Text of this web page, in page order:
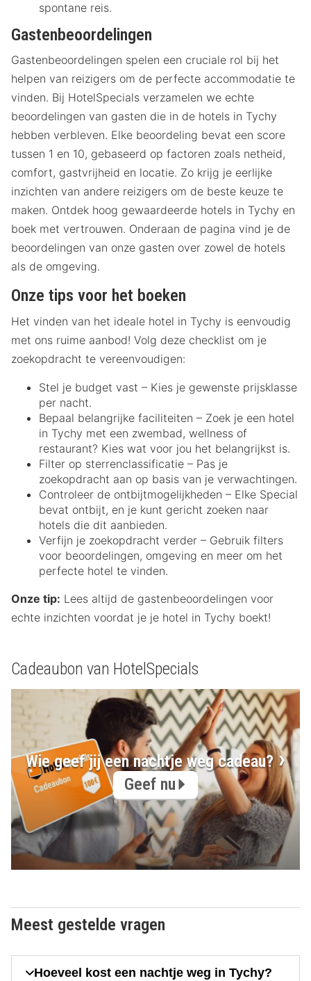
spontane reis.
Gastenbeoordelingen
Gastenbeoordelingen spelen een cruciale rol bij het
helpen van reizigers om de perfecte accommodatie te
vinden. Bij HotelSpecials verzamelen we echte
beoordelingen van gasten die in de hotels in Tychy
hebben verbleven. Elke beoordeling bevat een score
tussen 1 en 10, gebaseerd op factoren zoals netheid,
comfort, gastvrijheid en locatie. Zo krijg je eerlijke
inzichten van andere reizigers om de beste keuze te
maken. Ontdek hoog gewaardeerde hotels in Tychy en
boek met vertrouwen. Onderaan de pagina vind je de
beoordelingen van onze gasten over zowel de hotels
als de omgeving.
Onze tips voor het boeken
Het vinden van het ideale hotel in Tychy is eenvoudig
met ons ruime aanbod! Volg deze checklist om je
zoekopdracht te vereenvoudigen:
Stel je budget vast – Kies je gewenste prijsklasse
per nacht.
Bepaal belangrijke faciliteiten – Zoek je een hotel
in Tychy met een zwembad, wellness of
restaurant? Kies wat voor jou het belangrijkst is.
Filter op sterrenclassificatie – Pas je
zoekopdracht aan op basis van je verwachtingen.
Controleer de ontbijtmogelijkheden – Elke Special
bevat ontbijt, en je kunt gericht zoeken naar
hotels die dit aanbieden.
Verfijn je zoekopdracht verder – Gebruik filters
voor beoordelingen, omgeving en meer om het
perfecte hotel te vinden.
Onze tip: Lees altijd de gastenbeoordelingen voor
echte inzichten voordat je je hotel in Tychy boekt!
Cadeaubon van HotelSpecials
Wie geef jij een nachtje weg cadeau?
Geef nu
Meest gestelde vragen
Hoeveel kost een nachtje weg in Tychy?